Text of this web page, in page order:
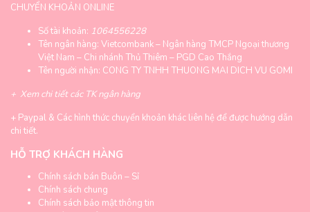
CHUYỂN KHOẢN ONLINE
Số tài khoản: 1064556228
Tên ngân hàng: Vietcombank – Ngân hàng TMCP Ngoại thương
Việt Nam – Chi nhánh Thủ Thiêm – PGD Cao Thắng
Tên người nhận: CONG TY TNHH THUONG MAI DICH VU GOMI
+ Xem chi tiết các TK ngân hàng
+ Paypal & Các hình thức chuyển khoản khác liên hệ để được hướng dẫn
chi tiết.
HỖ TRỢ KHÁCH HÀNG
Chính sách bán Buôn – Sỉ
Chính sách chung
Chính sách bảo mật thông tin